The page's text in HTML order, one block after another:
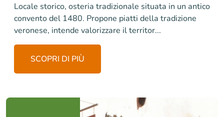
Locale storico, osteria tradizionale situata in un antico
convento del 1480. Propone piatti della tradizione
veronese, intende valorizzare il territor...
SCOPRI DI PIÙ